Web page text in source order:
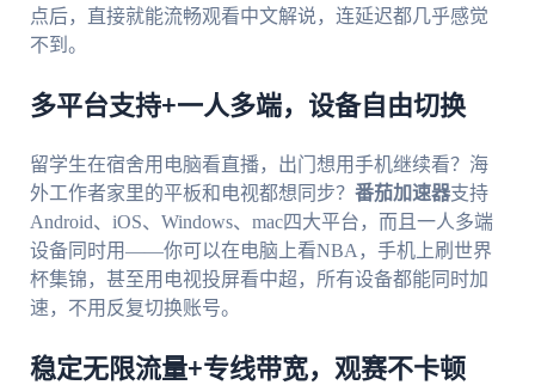
点后，直接就能流畅观看中文解说，连延迟都几乎感觉
不到。
多平台支持+一人多端，设备自由切换
留学生在宿舍用电脑看直播，出门想用手机继续看？海
外工作者家里的平板和电视都想同步？ 番茄加速器支持
Android、iOS、Windows、mac四大平台，而且一人多端
设备同时用——你可以在电脑上看NBA，手机上刷世界
杯集锦，甚至用电视投屏看中超，所有设备都能同时加
速，不用反复切换账号。
稳定无限流量+专线带宽，观赛不卡顿